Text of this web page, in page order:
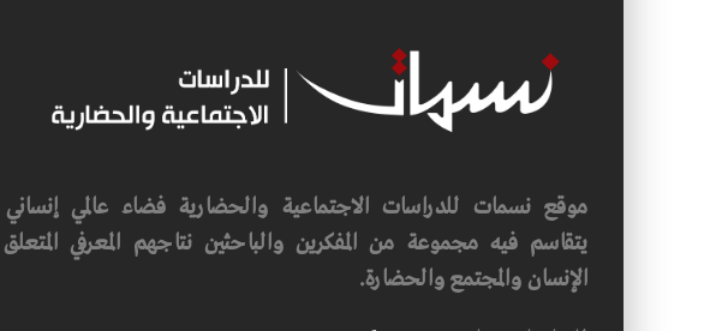
موقع نسمات للدراسات الاجتماعية والحضارية فضاء عالمي
يتقاسم فيه مجموعة من المفكرين والباحثين نتاجهم المعرفي المتعلق
الإنسان والمجتمع والحضارة.